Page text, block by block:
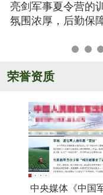
我们将安全视为生
间的衣、食、住、
荣誉资质
中央媒体《中国